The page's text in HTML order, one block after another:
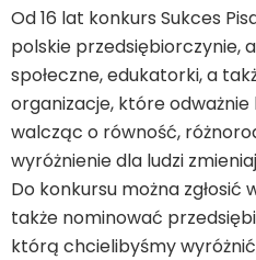
Od 16 lat konkurs Sukces
polskie przedsiębiorczynie,
społeczne, edukatorki, a
organizacje, które odważnie
walcząc o równość,
wyróżnienie dla ludzi
Do konkursu można zgłosić
także nominować
którą chcielibyśmy